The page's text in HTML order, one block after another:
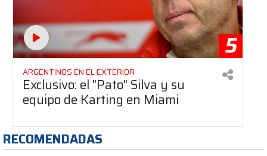
5
ARGENTINOS EN EL EXTERIOR
Exclusivo: el "Pato" Silva y su
equipo de Karting en Miami
RECOMENDADAS